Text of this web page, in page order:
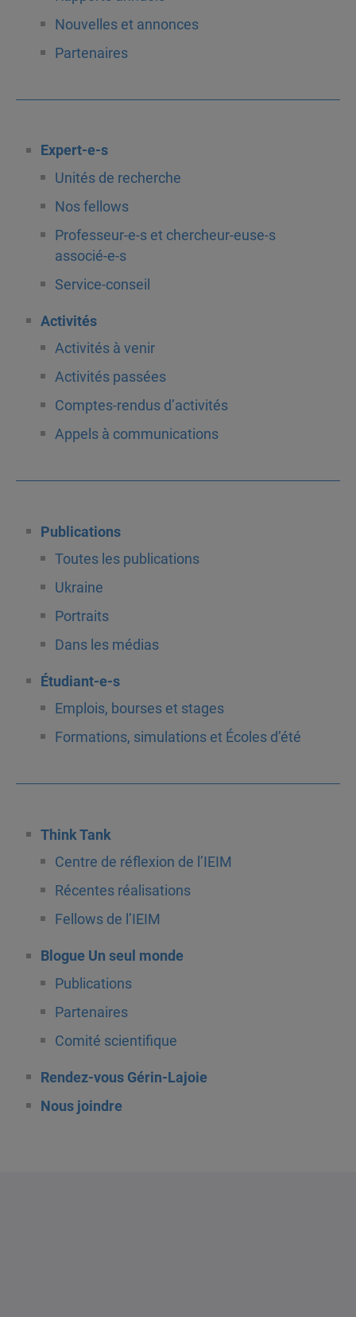
Nouvelles et annonces
Partenaires
Expert-e-s
Unités de recherche
Nos fellows
Professeur-e-s et chercheur-euse-s
associé-e-s
Service-conseil
Activités
Activités à venir
Activités passées
Comptes-rendus d’activités
Appels à communications
Publications
Toutes les publications
Ukraine
Portraits
Dans les médias
Étudiant-e-s
Emplois, bourses et stages
Formations, simulations et Écoles d’été
Think Tank
Centre de réflexion de l’IEIM
Récentes réalisations
Fellows de l’IEIM
Blogue Un seul monde
Publications
Partenaires
Comité scientifique
Rendez-vous Gérin-Lajoie
Nous joindre